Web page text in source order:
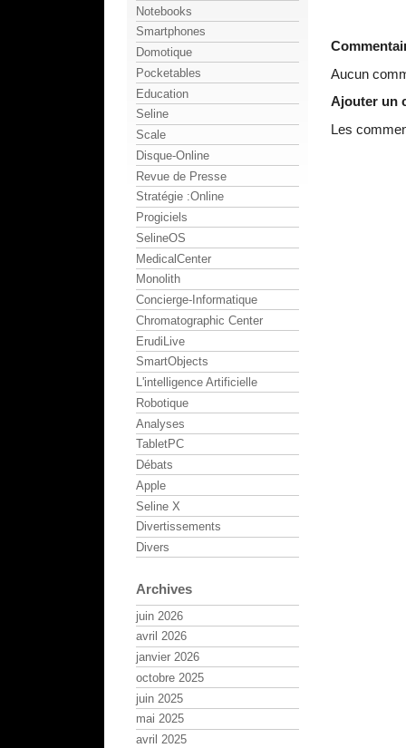
Aucun
Ajouter un
Les
Notebooks
Smartphones
Domotique
Pocketables
Education
Seline
Scale
Disque-Online
Revue de Presse
Stratégie :Online
Progiciels
SelineOS
MedicalCenter
Monolith
Concierge-Informatique
Chromatographic Center
ErudiLive
SmartObjects
L'intelligence Artificielle
Robotique
Analyses
TabletPC
Débats
Apple
Seline X
Divertissements
Divers
Archives
juin 2026
avril 2026
janvier 2026
octobre 2025
juin 2025
mai 2025
avril 2025